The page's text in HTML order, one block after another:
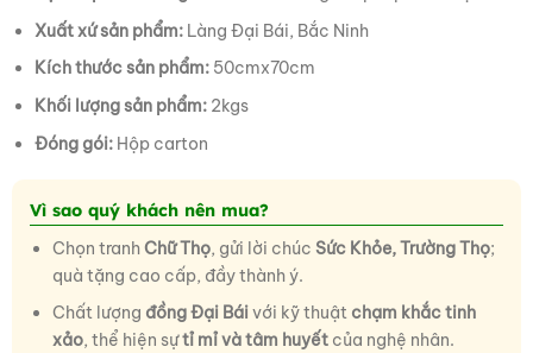
Xuất xứ sản phẩm:Làng Đại Bái, Bắc Ninh
Kích thước sản phẩm:50cmx70cm
Khối lượng sản phẩm:2kgs
Đóng gói:Hộp carton
Vì sao quý khách nên mua?
Chọn tranhChữ Thọ, gửi lời chúc Sức Khỏe, Trường Thọ;
quà tặng cao cấp, đầy thành ý.
Chất lượng đồng Đại Báivới kỹ thuật chạm khắc tinh
xảo, thể hiện sựtỉ mỉ và tâm huyếtcủa nghệ nhân.